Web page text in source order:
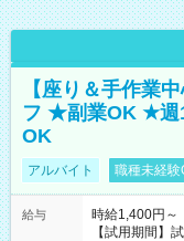
【座り＆手作業
フ ★副業OK ★週
OK
アルバイト 職種未経験
給与
時給1,400円～
【試用期間】